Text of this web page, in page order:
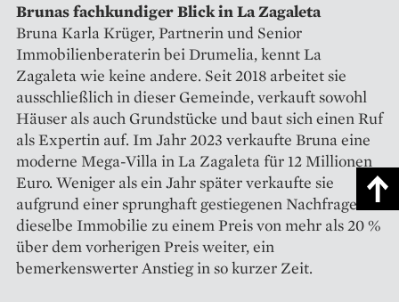
Brunas fachkundiger Blick in La Zagaleta
Bruna Karla Krüger, Partnerin und Senior
Immobilienberaterin bei Drumelia, kennt La
Zagaleta wie keine andere. Seit 2018 arbeitet sie
ausschließlich in dieser Gemeinde, verkauft sowohl
Häuser als auch Grundstücke und baut sich einen Ruf
als Expertin auf. Im Jahr 2023 verkaufte Bruna eine
moderne Mega-Villa in La Zagaleta für 12 Millionen
Euro. Weniger als ein Jahr später verkaufte sie
aufgrund einer sprunghaft gestiegenen Nachfrage
dieselbe Immobilie zu einem Preis von mehr als 20 %
über dem vorherigen Preis weiter, ein
bemerkenswerter Anstieg in so kurzer Zeit.